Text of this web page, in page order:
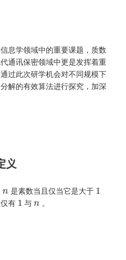
息学领域中的重要课题，质数
通讯保密领域中更是发挥着重
过此次研学机会对不同规模下
解的有效算法进行探究，加深
义
n 是素数当且仅当它是大于 1
有 1 与n 。